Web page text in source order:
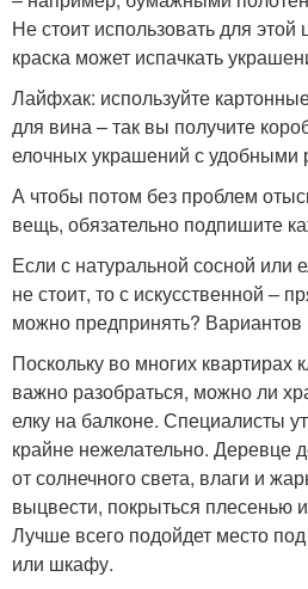
Не стоит использовать для этой
краска может испачкать
Лайфхак: используйте
для вина – так вы получите
елочных украшений с удобными
А чтобы потом без проблем
вещь, обязательно подпишите
Если с натуральной сосной или
не стоит, то с искусственной –
можно предпринять? Вариантов
Поскольку во многих квартирах
важно разобраться, можно ли
елку на балконе. Специалисты
крайне нежелательно.
от солнечного света, влаги и
выцвести, покрыться плесенью
Лучше всего подойдет место
или шкафу.